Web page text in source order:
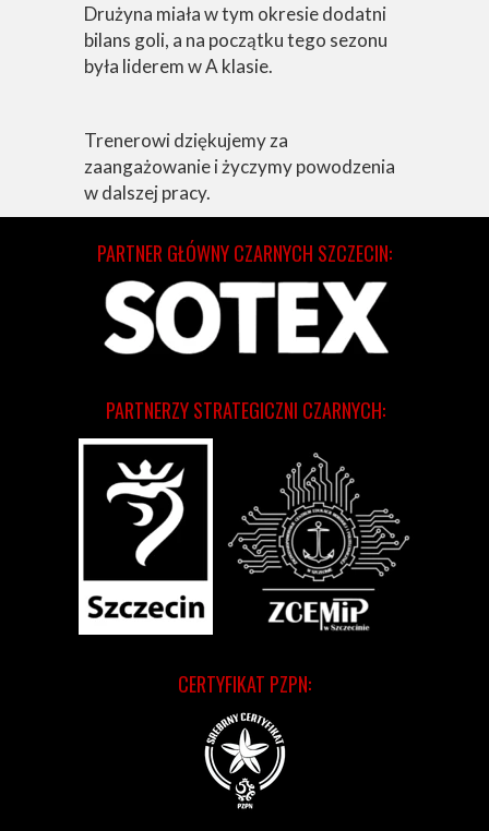
Drużyna miała w tym okresie dodatni
bilans goli, a na początku tego sezonu
była liderem w A klasie.
Trenerowi dziękujemy za
zaangażowanie i życzymy powodzenia
w dalszej pracy.
CERTYFIKAT PZPN:
PARTNERZY STRATEGICZNI CZARNYCH:
PARTNER GŁÓWNY CZARNYCH SZCZECIN: